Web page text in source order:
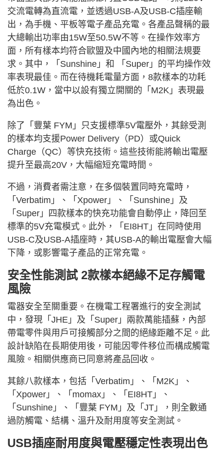
交流電轉為直流電，並透過USB-A及USB-C插座輸
出，為手機、平板等電子產品充電。各產品聲稱的最
大總輸出功率由15W至50.5W不等。在操作效率方
面，所有樣本均符合歐盟及中國內地的相關法規要
求。其中，「Sunshine」和 「Super」的平均操作效
率表現最佳。而在待機耗電量方面，8款樣本的功耗
低於0.1W，當中以設有獨立開關的「M2K」表現最
為出色。
除了「豐葉 FYM」只支援標準5V電壓外，其餘受測
的樣本均支援Power Delivery（PD）或Quick
Charge（QC）等快充技術。這些技術能將輸出電壓
提升至最高20V，大幅縮短充電時間。
不過，消費者需注意，在多個裝置同時充電時，
「Verbatim」、「Xpower」、「Sunshine」及
「Super」四款樣本的快充功能會自動停止，降回至
標準的5V充電模式。此外，「EI8HT」在同時使用
USB-C及USB-A插座時，其USB-A的輸出電壓會大幅
下降，或影響電子產品的正常充電。
安全性能測試 2款樣本絕緣不足存觸電
風險
電器安全至關重要。在機電工程署進行的安全測試
中，發現「JHE」及「Super」兩款萬能插蘇，內部
帶電零件與用戶可接觸部分之間的絕緣距離不足。此
設計缺陷在長期使用後，可能因零件移位而構成觸電
風險。相關供應商已同意將產品回收。
其餘八款樣本，包括「Verbatim」、「M2K」、
「Xpower」、「momax」、「EI8HT」、
「Sunshine」、「豐葉 FYM」及「JT」，則全數通
過防觸電、結構、溫升及耐用度等安全測試。
USB插座耐用度與電壓穩定性表現出色